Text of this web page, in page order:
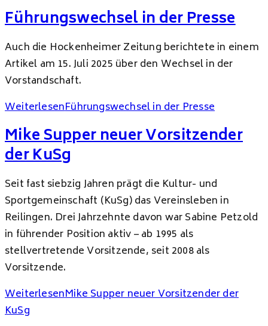
Führungswechsel in der Presse
Auch die Hockenheimer Zeitung berichtete in einem
Artikel am 15. Juli 2025 über den Wechsel in der
Vorstandschaft.
WeiterlesenFührungswechsel in der Presse
Mike Supper neuer Vorsitzender
der KuSg
Seit fast siebzig Jahren prägt die Kultur- und
Sportgemeinschaft (KuSg) das Vereinsleben in
Reilingen. Drei Jahrzehnte davon war Sabine Petzold
in führender Position aktiv – ab 1995 als
stellvertretende Vorsitzende, seit 2008 als
Vorsitzende.
WeiterlesenMike Supper neuer Vorsitzender der
KuSg